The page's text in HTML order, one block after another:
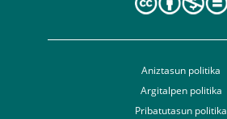
Aniztasun politika
Argitalpen politika
Pribatutasun politika